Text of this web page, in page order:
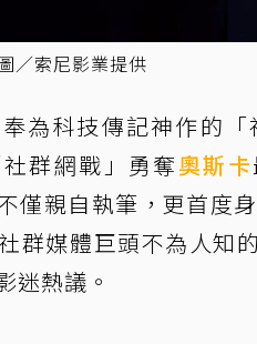
／索尼影業提供
為科技傳記神作的
群網戰」勇奪奧斯卡
僅親自執筆，更首度
群媒體巨頭不為人知
迷熱議。